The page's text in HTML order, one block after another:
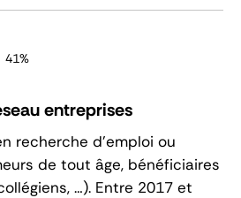
entreprises
41%
recherche d’emploi ou
de tout âge, bénéficiaires
…). Entre 2017 et